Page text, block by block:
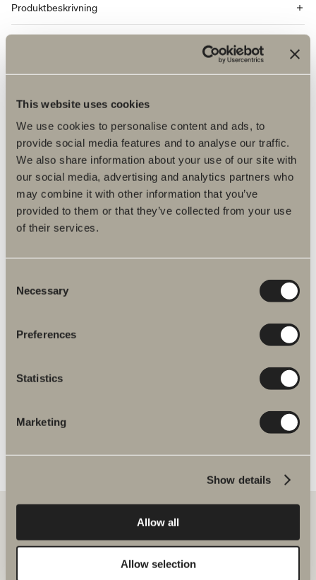
This website uses cookies
We use cookies to personalise content and ads, to
provide social media features and to analyse our traffic.
We also share information about your use of our site with
our social media, advertising and analytics partners who
may combine it with other information that you’ve
provided to them or that they’ve collected from your use
of their services.
Selection
Necessary
Preferences
Statistics
Marketing
Show details
Allow all
Allow selection
Produktbeskrivning
Artikelnummer
Specifikation
handdukstork
Hos oss hittar du allt för hela badrummet. Från badrumsmöbler,
tvättställ och blandare till duschar, badkar, handdukstorkar och WC.